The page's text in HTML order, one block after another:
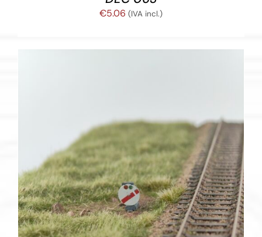
€5.06 (IVA incl.)
AÑADIR AL CARRITO / DETALLES